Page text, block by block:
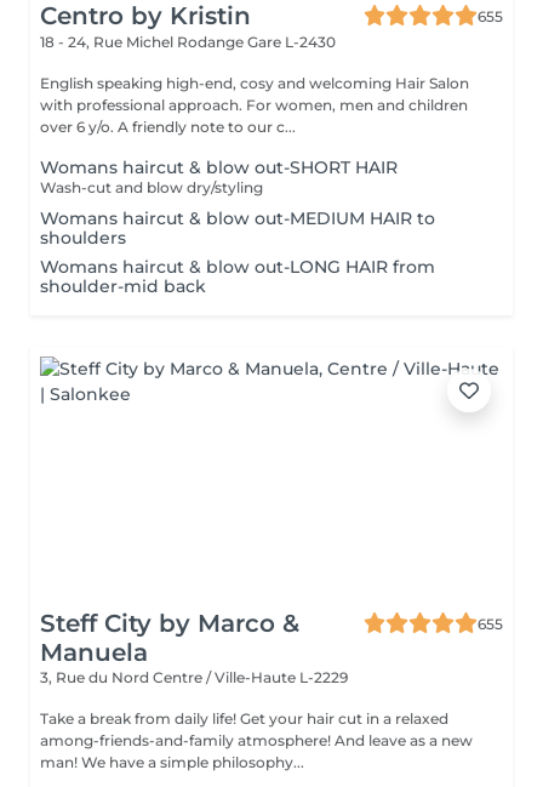
Centro by Kristin
655
18 - 24, Rue Michel Rodange Gare L-2430
English speaking high-end, cosy and welcoming Hair Salon
with professional approach. For women, men and children
over 6 y/o. A friendly note to our c...
Womans haircut & blow out-SHORT HAIR
Wash-cut and blow dry/styling
Womans haircut & blow out-MEDIUM HAIR to
shoulders
Womans haircut & blow out-LONG HAIR from
shoulder-mid back
Steff City by Marco &
Manuela
655
3, Rue du Nord Centre / Ville-Haute L-2229
Take a break from daily life! Get your hair cut in a relaxed
among-friends-and-family atmosphere! And leave as a new
man! We have a simple philosophy...